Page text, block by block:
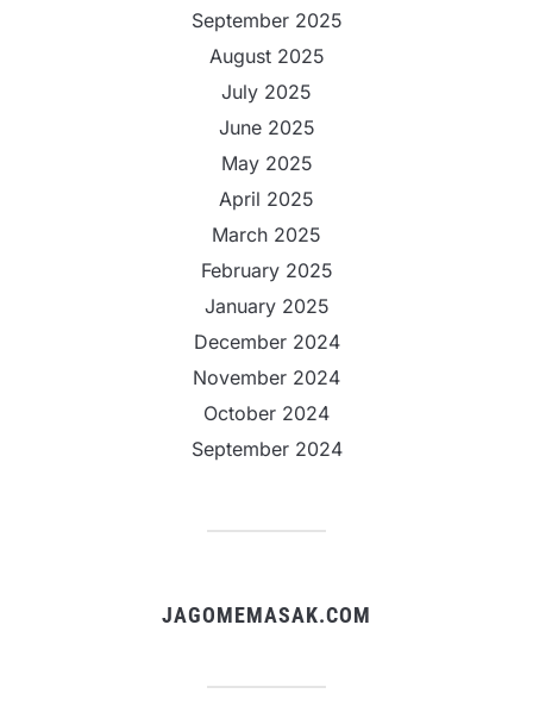
September 2025
August 2025
July 2025
June 2025
May 2025
April 2025
March 2025
February 2025
January 2025
December 2024
November 2024
October 2024
September 2024
JAGOMEMASAK.COM